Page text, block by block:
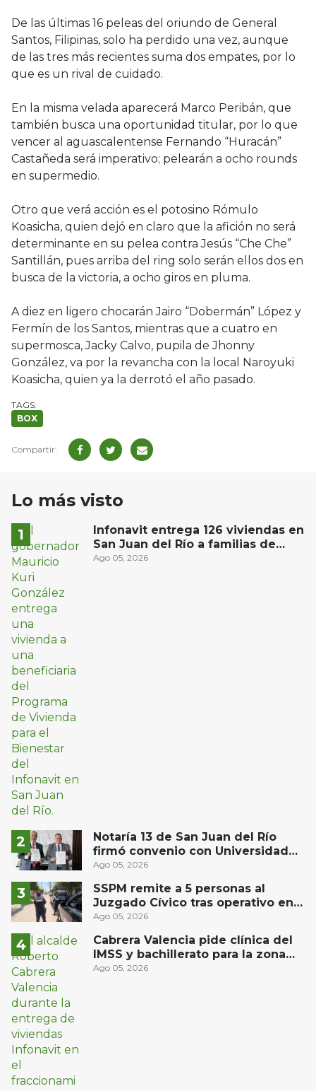
De las últimas 16 peleas del oriundo de General
Santos, Filipinas, solo ha perdido una vez, aunque
de las tres más recientes suma dos empates, por lo
que es un rival de cuidado.
En la misma velada aparecerá Marco Peribán, que
también busca una oportunidad titular, por lo que
vencer al aguascalentense Fernando “Huracán”
Castañeda será imperativo; pelearán a ocho rounds
en supermedio.
Otro que verá acción es el potosino Rómulo
Koasicha, quien dejó en claro que la afición no será
determinante en su pelea contra Jesús “Che Che”
Santillán, pues arriba del ring solo serán ellos dos en
busca de la victoria, a ocho giros en pluma.
A diez en ligero chocarán Jairo “Dobermán” López y
Fermín de los Santos, mientras que a cuatro en
supermosca, Jacky Calvo, pupila de Jhonny
González, va por la revancha con la local Naroyuki
Koasicha, quien ya la derrotó el año pasado.
BOX
Lo más visto
Infonavit entrega 126 viviendas en
San Juan del Río a familias de
bajos ingresos
Ago 05, 2026
Notaría 13 de San Juan del Río
firmó convenio con Universidad
Privada del Bajío para recibir
Ago 05, 2026
SSPM remite a 5 personas al
Juzgado Cívico tras operativo en
San Juan del Río
Ago 05, 2026
Cabrera Valencia pide clínica del
IMSS y bachillerato para la zona
oriente de San Juan del Río
Ago 05, 2026